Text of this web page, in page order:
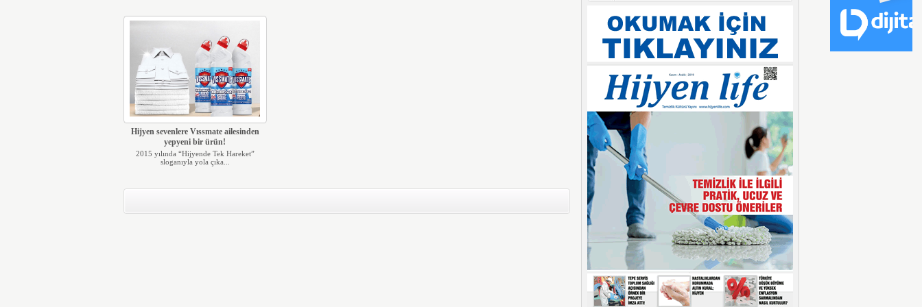
Hijyen sevenlere Vıssmate ailesinden
yepyeni bir ürün!
2015 yılında “Hijyende Tek Hareket”
sloganıyla yola çıka...